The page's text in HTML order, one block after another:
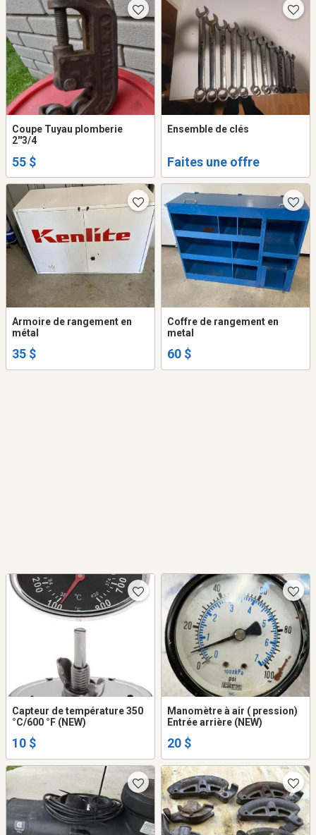
Coupe Tuyau plomberie
2''3/4
55 $
Ensemble de clés
Faites une offre
Armoire de rangement en
métal
35 $
Coffre de rangement en
metal
60 $
Capteur de température 350
°C/600 °F (NEW)
10 $
Manomètre à air ( pression)
Entrée arrière (NEW)
20 $